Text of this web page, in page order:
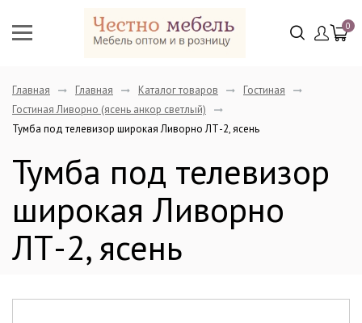
0
Главная Главная Каталог товаров
Гостиная
Гостиная Ливорно (ясень анкор светлый)
Тумба под телевизор широкая Ливорно ЛТ-2, ясень
Тумба под телевизор
широкая Ливорно
ЛТ-2, ясень